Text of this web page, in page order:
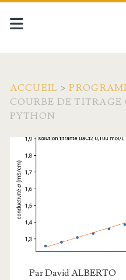
ACCUEIL >
COURBE DE
PYTHON
ParDavid ALBERTO